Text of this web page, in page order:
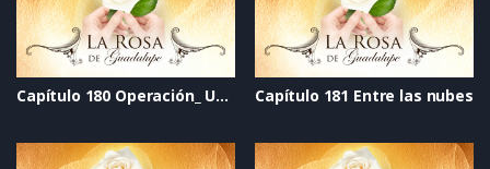
Capítulo 180 Operación_ Un galán para mamá Capítulo 181 Entre las nubes